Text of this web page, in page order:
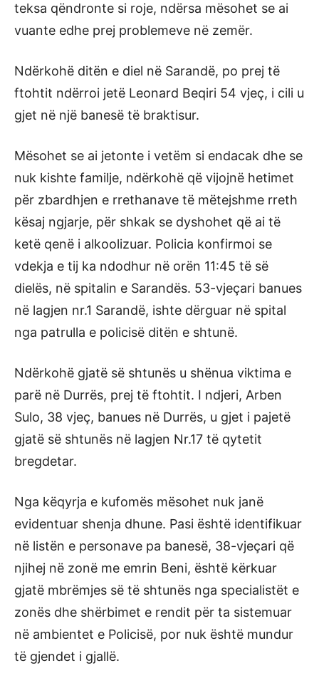
teksa qëndronte si roje, ndërsa mësohet se ai
vuante edhe prej problemeve në zemër.
Ndërkohë ditën e diel në Sarandë, po prej të
ftohtit ndërroi jetë Leonard Beqiri 54 vjeç, i cili u
gjet në një banesë të braktisur.
Mësohet se ai jetonte i vetëm si endacak dhe se
nuk kishte familje, ndërkohë që vijojnë hetimet
për zbardhjen e rrethanave të mëtejshme rreth
kësaj ngjarje, për shkak se dyshohet që ai të
ketë qenë i alkoolizuar. Policia konfirmoi se
vdekja e tij ka ndodhur në orën 11:45 të së
dielës, në spitalin e Sarandës. 53-vjeçari banues
në lagjen nr.1 Sarandë, ishte dërguar në spital
nga patrulla e policisë ditën e shtunë.
Ndërkohë gjatë së shtunës u shënua viktima e
parë në Durrës, prej të ftohtit. I ndjeri, Arben
Sulo, 38 vjeç, banues në Durrës, u gjet i pajetë
gjatë së shtunës në lagjen Nr.17 të qytetit
bregdetar.
Nga këqyrja e kufomës mësohet nuk janë
evidentuar shenja dhune. Pasi është identifikuar
në listën e personave pa banesë, 38-vjeçari që
njihej në zonë me emrin Beni, është kërkuar
gjatë mbrëmjes së të shtunës nga specialistët e
zonës dhe shërbimet e rendit për ta sistemuar
në ambientet e Policisë, por nuk është mundur
të gjendet i gjallë.